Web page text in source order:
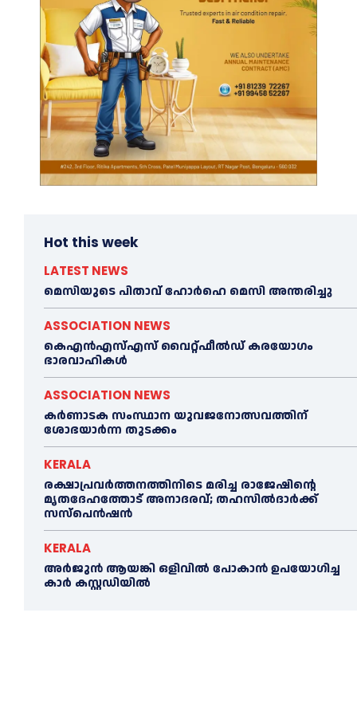
Hot this week
LATEST NEWS
മെ​സിയുടെ പിതാവ് ഹോർഹെ മെ​സി അന്തരിച്ചു
ASSOCIATION NEWS
കെഎൻഎസ്എസ് വൈറ്റ്ഫീൽഡ് കരയോഗം
ഭാരവാഹികള്‍
ASSOCIATION NEWS
കര്‍ണാടക സംസ്ഥാന യുവജനോത്സവത്തിന്
ശോഭയാർന്ന തുടക്കം
KERALA
രക്ഷാപ്രവർത്തനത്തിനിടെ മരിച്ച രാജേഷിന്റെ
മൃതദേഹത്തോട് അനാദരവ്; തഹസിൽദാർക്ക്
സസ്പെൻഷൻ
KERALA
അര്‍ജുന്‍ ആയങ്കി ഒളിവില്‍ പോകാന്‍ ഉപയോഗിച്ച
കാര്‍ കസ്റ്റഡിയില്‍